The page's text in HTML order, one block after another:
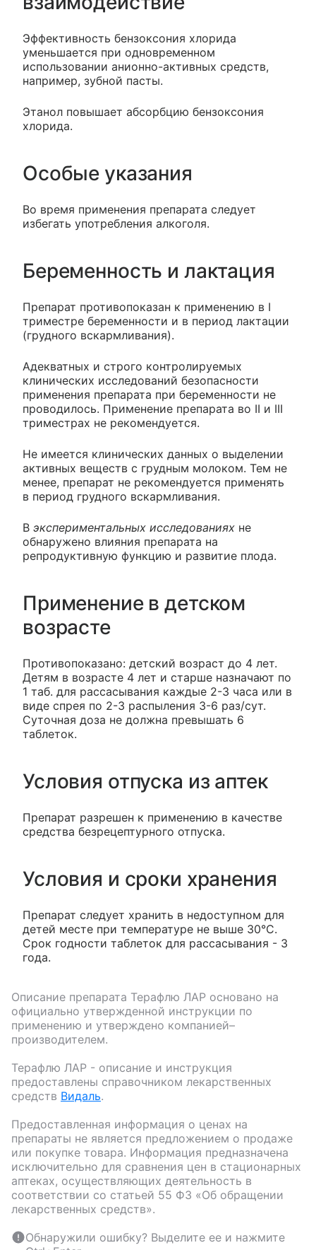
Эффективность бензоксония хлорида
уменьшается при одновременном
использовании анионно-активных средств,
например, зубной пасты.
Этанол повышает абсорбцию бензоксония
хлорида.
Особые указания
Во время применения препарата следует
избегать употребления алкоголя.
Беременность и лактация
Препарат противопоказан к применению в I
триместре беременности и в период лактации
(грудного вскармливания).
Адекватных и строго контролируемых
клинических исследований безопасности
применения препарата при беременности не
проводилось. Применение препарата во II и III
триместрах не рекомендуется.
Не имеется клинических данных о выделении
активных веществ с грудным молоком. Тем не
менее, препарат не рекомендуется применять
в период грудного вскармливания.
В экспериментальных исследованиях не
обнаружено влияния препарата на
репродуктивную функцию и развитие плода.
Применение в детском
возрасте
Противопоказано: детский возраст до 4 лет.
Детям в возрасте 4 лет и старше назначают по
1 таб. для рассасывания каждые 2-3 часа или в
виде спрея по 2-3 распыления 3-6 раз/сут.
Суточная доза не должна превышать 6
таблеток.
Условия отпуска из аптек
Препарат разрешен к применению в качестве
средства безрецептурного отпуска.
Условия и сроки хранения
Препарат следует хранить в недоступном для
детей месте при температуре не выше 30°C.
Срок годности таблеток для рассасывания - 3
года.
Описание препарата Терафлю ЛАР основано на
официально утвержденной инструкции по
применению и утверждено компанией–
производителем.
Терафлю ЛАР - описание и инструкция
предоставлены справочником лекарственных
средств Видаль.
Предоставленная информация о ценах на
препараты не является предложением о продаже
или покупке товара. Информация предназначена
исключительно для сравнения цен в стационарных
аптеках, осуществляющих деятельность в
соответствии со статьей 55 ФЗ «Об обращении
лекарственных средств».
Обнаружили ошибку? Выделите ее и нажмите